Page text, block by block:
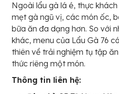
Ngoài lẩu gà lá é, thực
mẹt gà ngũ vị, các món ốc,
bữa ăn đa dạng hơn. So với
khác, menu của Lẩu Gà 76
thiên về trải nghiệm tụ tập
thức riêng một món.
Thông tin liên hệ: